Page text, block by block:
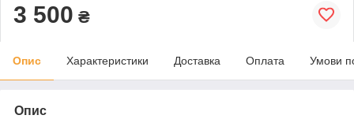
3 500 ₴
Опис Характеристики Доставка Оплата Умови
Опис